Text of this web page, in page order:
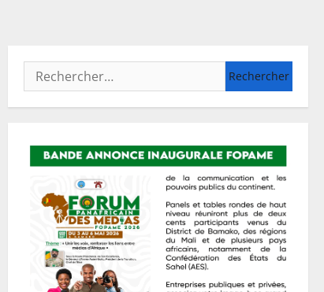
Rechercher :